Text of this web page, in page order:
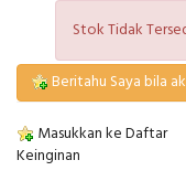
Stok Tidak
Beritahu Saya bila
Masukkan ke Daftar
Keinginan